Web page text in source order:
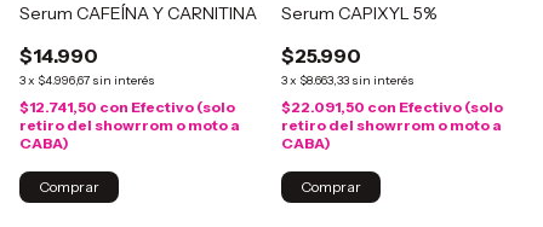
Serum CAFEÍNA Y CARNITINA
$14.990
3x $4.996,67 sin interés
$12.741,50 con Efectivo (solo
retiro del showrrom o moto a
CABA)
Serum CAPIXYL 5%
$25.990
3x $8.663,33 sin interés
$22.091,50 con Efectivo (solo
retiro del showrrom o moto a
CABA)